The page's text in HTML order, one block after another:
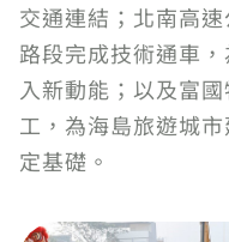
交通連結；北南高
路段完成技術通車
入新動能；以及富
工，為海島旅遊城
定基礎。